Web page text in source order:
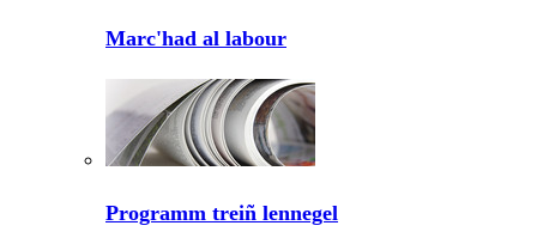
Marc'had al labour
Programm treiñ lennegel